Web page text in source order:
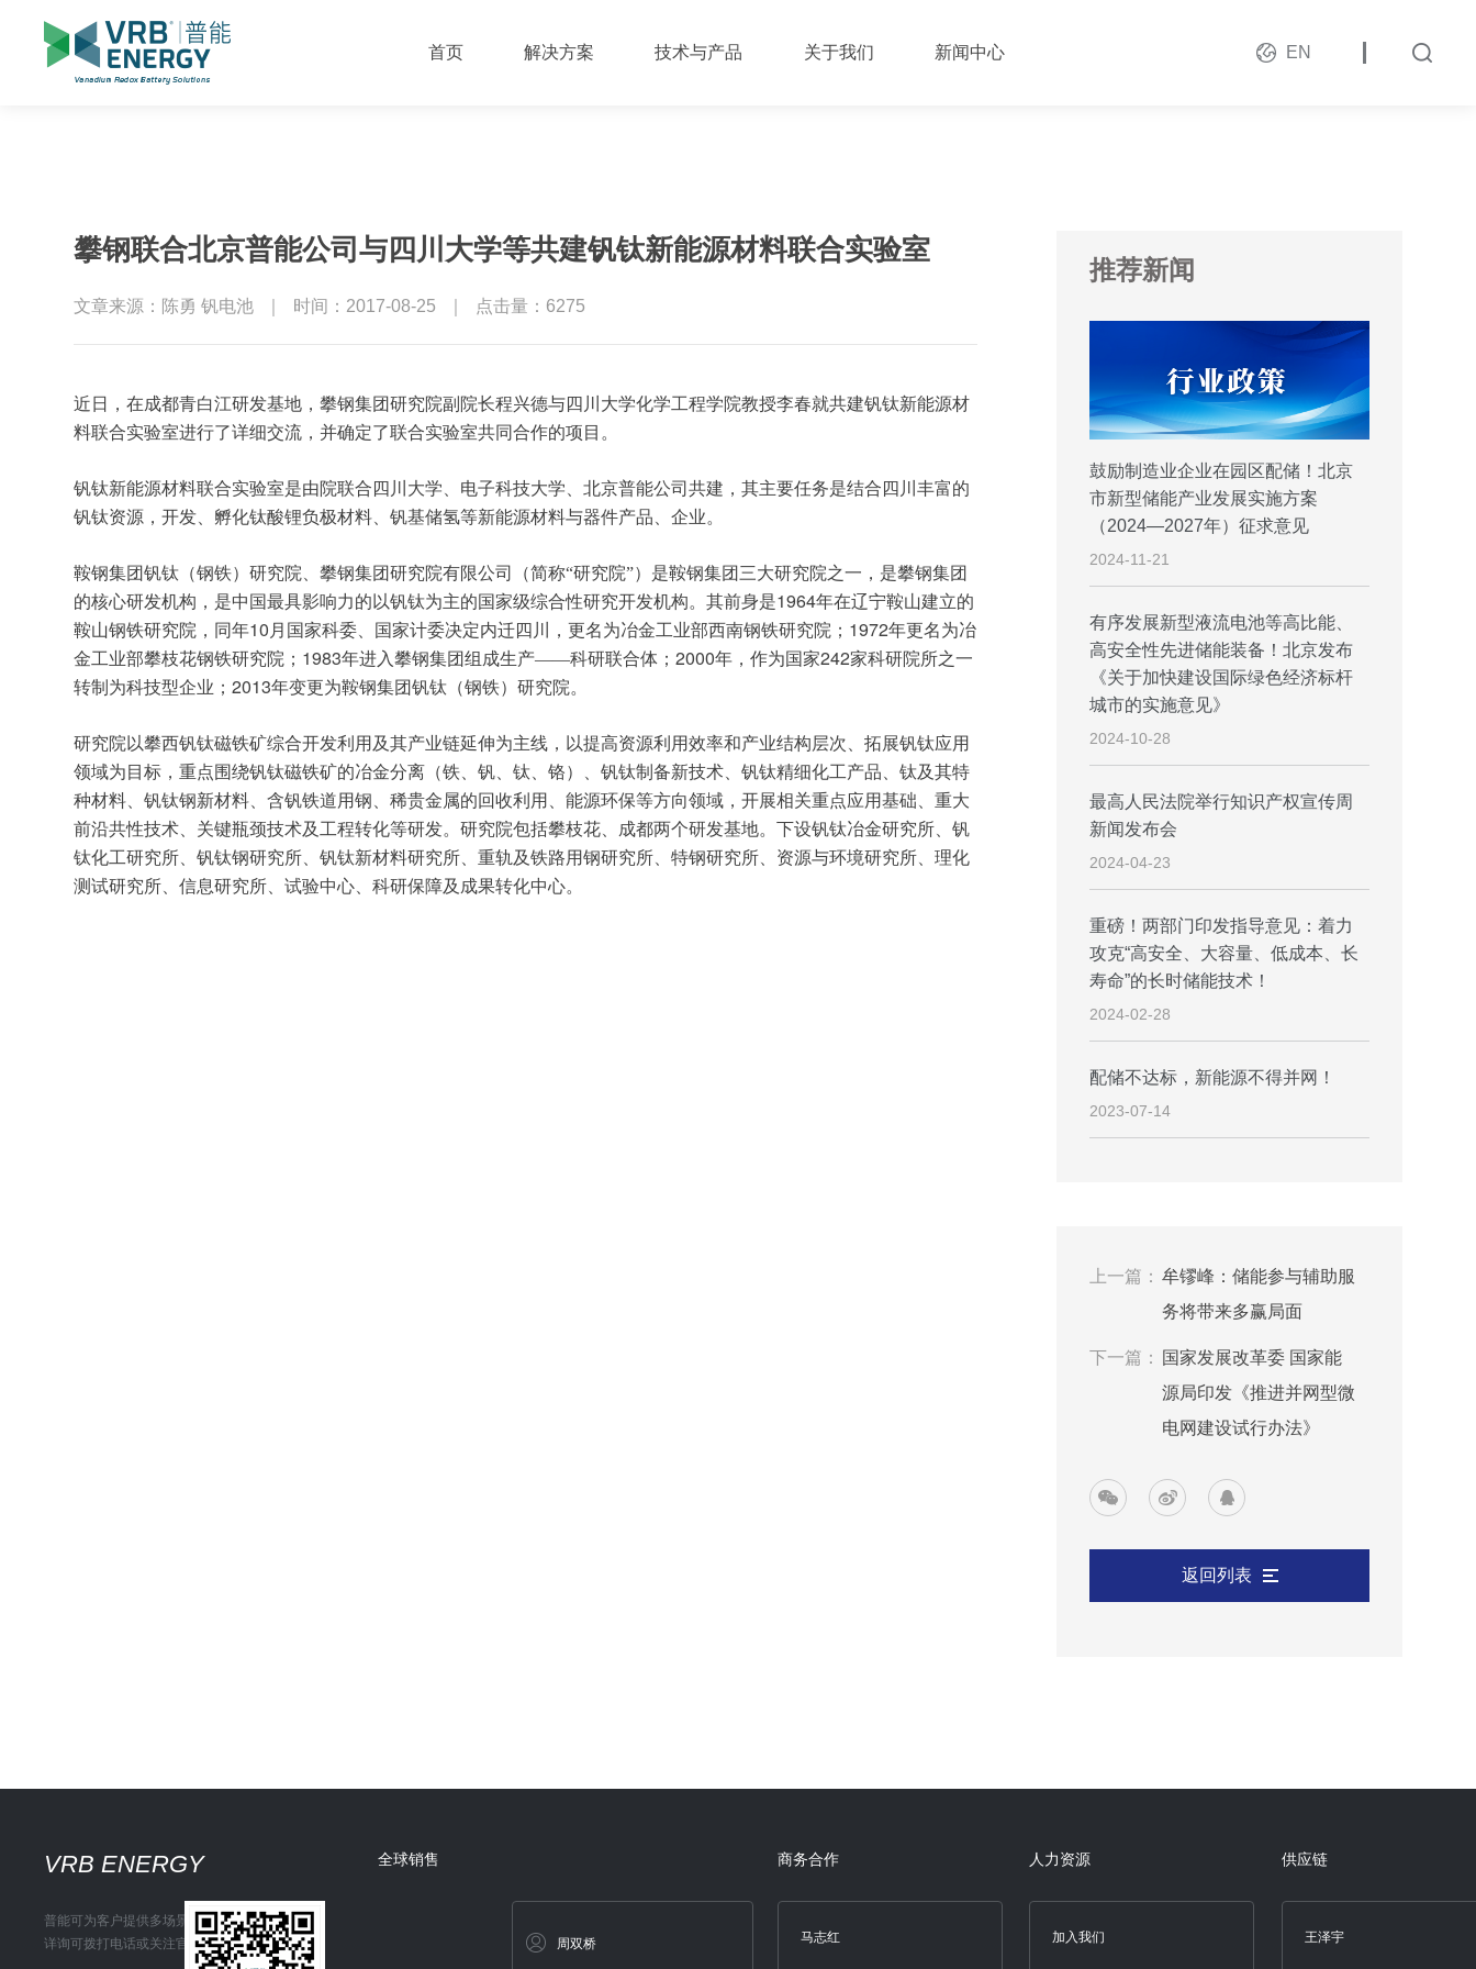
首页 解决方案 技术与产品 关于我们 新闻中心 EN
攀钢联合北京普能公司与四川大学等共建钒钛新能源材料联合实验室
文章来源：陈勇 钒电池 时间：2017-08-25 点击量：6275
近日，在成都青白江研发基地，攀钢集团研究院副院长程兴德与四川大学化学工程学院教授李春就共建钒钛新能源材
料联合实验室进行了详细交流，并确定了联合实验室共同合作的项目。
钒钛新能源材料联合实验室是由院联合四川大学、电子科技大学、北京普能公司共建，其主要任务是结合四川丰富的
钒钛资源，开发、孵化钛酸锂负极材料、钒基储氢等新能源材料与器件产品、企业。
鞍钢集团钒钛（钢铁）研究院、攀钢集团研究院有限公司（简称“研究院”）是鞍钢集团三大研究院之一，是攀钢集团
的核心研发机构，是中国最具影响力的以钒钛为主的国家级综合性研究开发机构。其前身是1964年在辽宁鞍山建立的
鞍山钢铁研究院，同年10 月国家科委、国家计委决定内迁四川，更名为冶金工业部西南钢铁研究院； 1972年更名为冶
金工业部攀枝花钢铁研究院； 1983年进入攀钢集团组成生产——科研联合体；2000年，作为国家242家科研院所之一
转制为科技型企业；2013年变更为鞍钢集团钒钛（钢铁）研究院。
研究院以攀西钒钛磁铁矿综合开发利用及其产业链延伸为主线，以提高资源利用效率和产业结构层次、拓展钒钛应用
领域为目标，重点围绕钒钛磁铁矿的冶金分离（铁、钒、钛、铬）、钒钛制备新技术、钒钛精细化工产品、钛及其特
种材料、钒钛钢新材料、含钒铁道用钢、稀贵金属的回收利用、能源环保等方向领域，开展相关重点应用基础、重大
前沿共性技术、关键瓶颈技术及工程转化等研发。研究院包括攀枝花、成都两个研发基地。下设钒钛冶金研究所、钒
钛化工研究所、钒钛钢研究所、钒钛新材料研究所、重轨及铁路用钢研究所、特钢研究所、资源与环境研究所、理化
测试研究所、信息研究所、试验中心、科研保障及成果转化中心。
推荐新闻
鼓励制造业企业在园区配储！北京
市新型储能产业发展实施方案
（2024—2027年）征求意见
2024-11-21
有序发展新型液流电池等高比能、
高安全性先进储能装备！北京发布
《关于加快建设国际绿色经济标杆
城市的实施意见》
2024-10-28
最高人民法院举行知识产权宣传周
新闻发布会
2024-04-23
重磅！两部门印发指导意见：着力
攻克“高安全、大容量、低成本、长
寿命”的长时储能技术！
2024-02-28
配储不达标，新能源不得并网！
2023-07-14
上一篇： 牟镠峰：储能参与辅助服
务将带来多赢局面
下一篇：
国家发展改革委 国家能
源局印发《推进并网型微
电网建设试行办法》
返回列表
VRB ENERGY
普能可为客户提供多场景储能解决方案
详询可拨打电话或关注官方微信
全球销售
周双桥
商务合作
马志红
人力资源
加入我们
供应链
王泽宇